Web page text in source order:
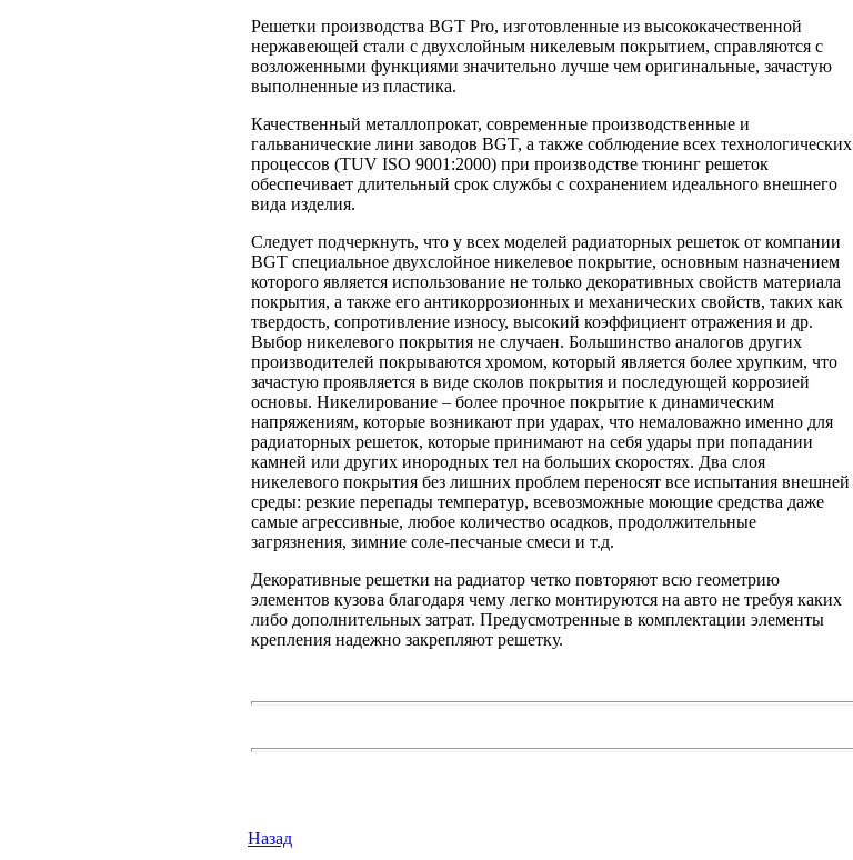
Решетки производства BGT Pro, изготовленные из высококачественной
нержавеющей стали с двухслойным никелевым покрытием, справляются с
возложенными функциями значительно лучше чем оригинальные, зачастую
выполненные из пластика.
Качественный металлопрокат, современные производственные и
гальванические лини заводов BGT, а также соблюдение всех технологических
процессов (TUV ISO 9001:2000) при производстве тюнинг решеток
обеспечивает длительный срок службы с сохранением идеального внешнего
вида изделия.
Следует подчеркнуть, что у всех моделей радиаторных решеток от компании
BGT специальное двухслойное никелевое покрытие, основным назначением
которого является использование не только декоративных свойств материала
покрытия, а также его антикоррозионных и механических свойств, таких как
твердость, сопротивление износу, высокий коэффициент отражения и др.
Выбор никелевого покрытия не случаен. Большинство аналогов других
производителей покрываются хромом, который является более хрупким, что
зачастую проявляется в виде сколов покрытия и последующей коррозией
основы. Никелирование – более прочное покрытие к динамическим
напряжениям, которые возникают при ударах, что немаловажно именно для
радиаторных решеток, которые принимают на себя удары при попадании
камней или других инородных тел на больших скоростях. Два слоя
никелевого покрытия без лишних проблем переносят все испытания внешней
среды: резкие перепады температур, всевозможные моющие средства даже
самые агрессивные, любое количество осадков, продолжительные
загрязнения, зимние соле-песчаные смеси и т.д.
Декоративные решетки на радиатор четко повторяют всю геометрию
элементов кузова благодаря чему легко монтируются на авто не требуя каких
либо дополнительных затрат. Предусмотренные в комплектации элементы
крепления надежно закрепляют решетку.
Назад